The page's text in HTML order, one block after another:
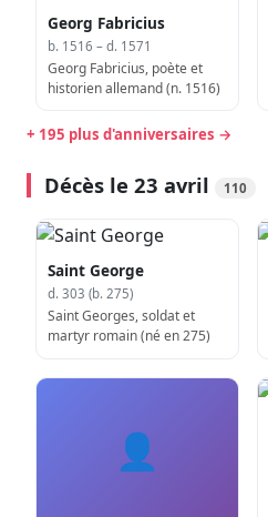
Georg Fabricius
b. 1516 – d. 1571
Georg Fabricius, poète et
historien allemand (n. 1516)
+ 195 plus d'anniversaires →
Décès le 23 avril 110
Saint George
d. 303 (b. 275)
Saint Georges, soldat et
martyr romain (né en 275)
👤